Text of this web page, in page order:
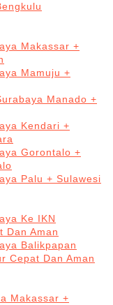
Makassar +
Mamuju +
Manado +
Kendari +
Gorontalo +
Palu + Sulawesi
Ke IKN
Dan Aman
Balikpapan
Cepat Dan Aman
Makassar +